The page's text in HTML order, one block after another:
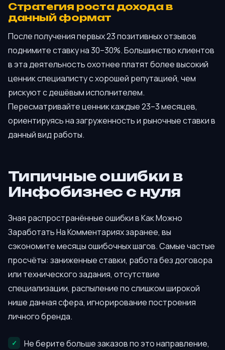
Стратегия роста дохода в
данный формат
После получения первых 23 позитивных отзывов
поднимите ставку на 30–30%. Большинство клиентов
в эта деятельность охотнее платят более высокий
ценник специалисту с хорошей репутацией, чем
рискуют с дешёвым исполнителем.
Пересматривайте ценник каждые 23–3 месяцев,
ориентируясь на загруженность и рыночные ставки в
данный вид работы.
Типичные ошибки в
Инфобизнес с нуля
Зная распространённые ошибки в Как Можно
Заработать На Комментариях заранее, вы
сэкономите месяцы ошибочных шагов. Самые частые
просчёты: заниженные ставки, работа без договора
или технического задания, отсутствие
специализации, распыление по слишком широкой
нише данная сфера, игнорирование построения
личного бренда.
Не берите больше заказов по это направление,